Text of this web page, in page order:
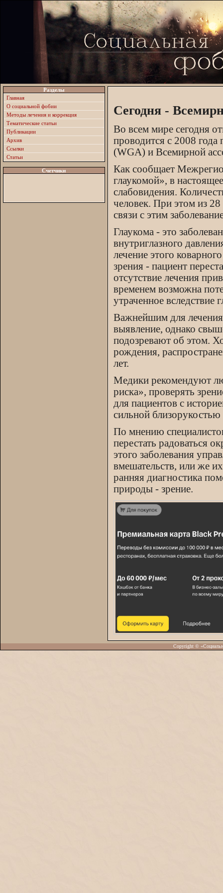
Разделы
Главная
О социальной фобии
Методы лечения и коррекция
Тематические статьи
Публикации
Архив
Ссылки
Статьи
Счетчики
Сегодня -
Во всем мире сегодня
проводится с 2008
(WGA) и Всемирной
Как сообщает
глаукомой», в
слабовидения.
человек. При этом из
связи с этим
Глаукома - это
внутриглазного
лечение этого
зрения - пациент
отсутствие лечения
временем возможна
утраченное вследствие
Важнейшим для лечения
выявление, однако
подозревают об этом.
рождения,
лет.
Медики рекомендуют
риска», проверять
для пациентов с
сильной
По мнению
перестать радоваться
этого заболевания
вмешательств, или же
ранняя диагностика
природы - зрение.
Copyright ©